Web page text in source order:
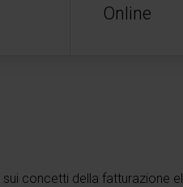
Online
concetti della fatturazione